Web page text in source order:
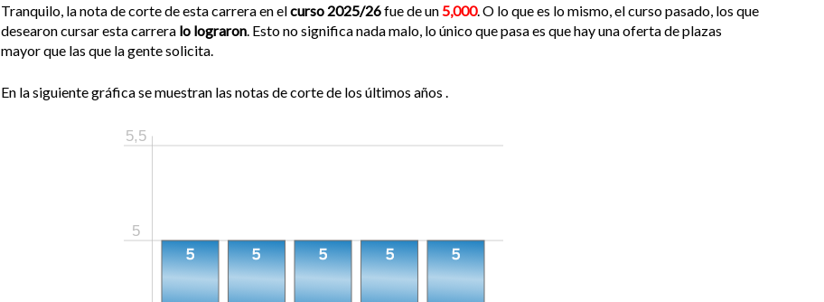
Tranquilo, la nota de corte de esta carrera en elcurso 2025/26fue de un 5,000. O lo que es lo mismo, el curso pasado, los que
desearon cursar esta carrera lo lograron . Esto no significa nada malo, lo único que pasa es que hay una oferta de plazas
mayor que las que la gente solicita.
En la siguiente gráfica se muestran las notas de corte de los últimos años .
5,5
5
5
5 5 5 5